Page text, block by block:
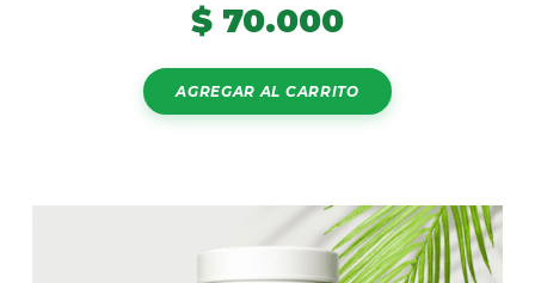
$ 70.000
AGREGAR AL CARRITO